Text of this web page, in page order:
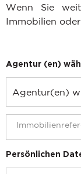
Wenn Sie
Immobilien
Agentur (en)
Persönlichen